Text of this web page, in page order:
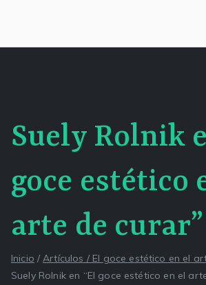
contenido
Centro
Suely Rolnik
goce estético
arte de curar”
Inicio
Artículos / El goce estético en el
Suely Rolnik en “El goce estético en el